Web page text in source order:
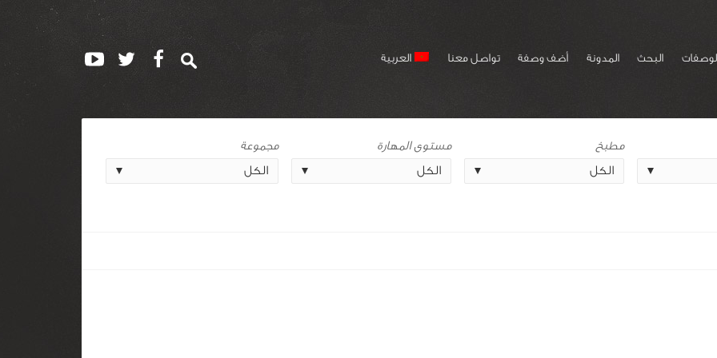
البحث المدونة أضف وصفة تواصل معنا العربية
مطبخ
مستوى المهارة
مجموعة